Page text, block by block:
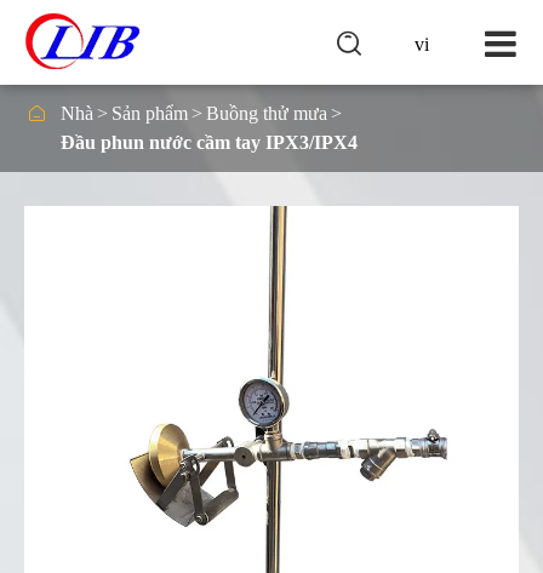
vi

 Nhà Sản phẩm
Buồng thử mưa
Đầu phun nước cầm tay IPX3/IPX4